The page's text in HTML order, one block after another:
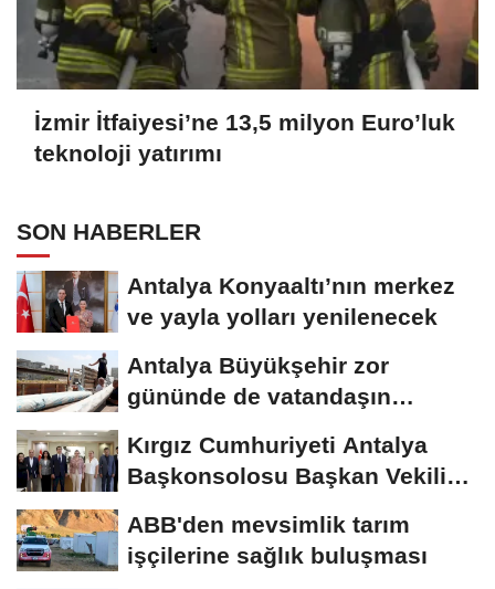
İzmir İtfaiyesi’ne 13,5 milyon Euro’luk
teknoloji yatırımı
SON HABERLER
Antalya Konyaaltı’nın merkez
ve yayla yolları yenilenecek
Antalya Büyükşehir zor
gününde de vatandaşın
Kırgız Cumhuriyeti Antalya
Başkonsolosu Başkan Vekili
ABB'den mevsimlik tarım
işçilerine sağlık buluşması